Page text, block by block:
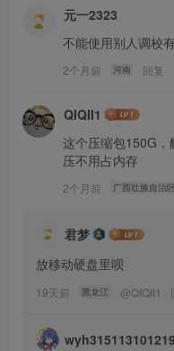
元一2323
不能使用别人调校
2个月前 河南 回复
QIQII1
这个压缩包150G
压不用占内存
2个月前 广西壮族自治区
君梦
放移动硬盘里呗
19天前 黑龙江 @QIQII1
wyh315113101219